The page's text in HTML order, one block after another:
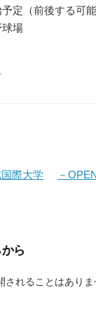
定（前後する可能
場
際大学
－
ら
れることはありま